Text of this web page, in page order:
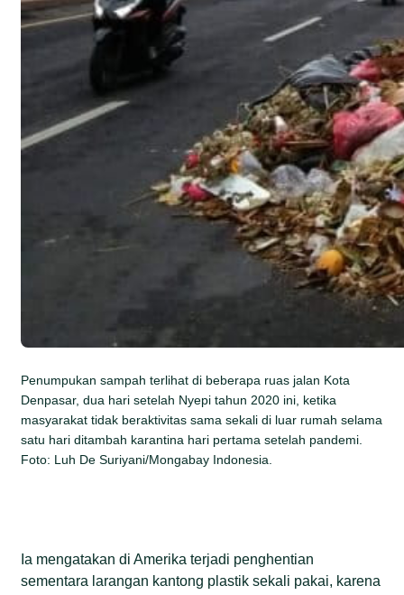
Penumpukan sampah terlihat di beberapa ruas jalan Kota
Denpasar, dua hari setelah Nyepi tahun 2020 ini, ketika
masyarakat tidak beraktivitas sama sekali di luar rumah selama
satu hari ditambah karantina hari pertama setelah pandemi.
Foto: Luh De Suriyani/Mongabay Indonesia.
Ia mengatakan di Amerika terjadi penghentian
sementara larangan kantong plastik sekali pakai, karena